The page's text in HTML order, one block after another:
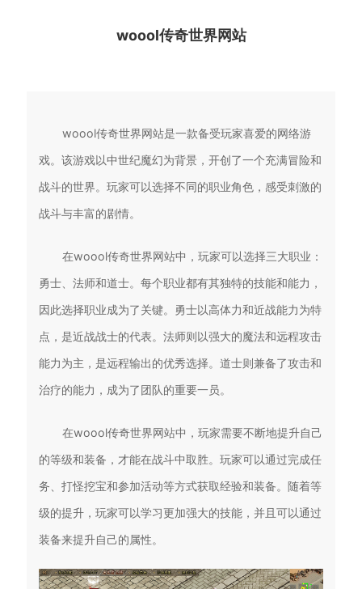
woool传奇世界网站
woool传奇世界网站是一款备受玩家喜爱的网络游
戏。该游戏以中世纪魔幻为背景，开创了一个充满冒险和
战斗的世界。玩家可以选择不同的职业角色，感受刺激的
战斗与丰富的剧情。
在woool传奇世界网站中，玩家可以选择三大职业：
勇士、法师和道士。每个职业都有其独特的技能和能力，
因此选择职业成为了关键。勇士以高体力和近战能力为特
点，是近战战士的代表。法师则以强大的魔法和远程攻击
能力为主，是远程输出的优秀选择。道士则兼备了攻击和
治疗的能力，成为了团队的重要一员。
在woool传奇世界网站中，玩家需要不断地提升自己
的等级和装备，才能在战斗中取胜。玩家可以通过完成任
务、打怪挖宝和参加活动等方式获取经验和装备。随着等
级的提升，玩家可以学习更加强大的技能，并且可以通过
装备来提升自己的属性。